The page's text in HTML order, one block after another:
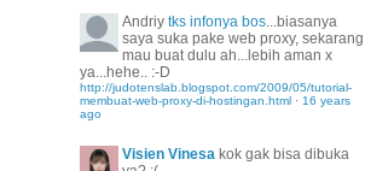
Andriy tks infonya bos...biasanya
saya suka pake web proxy, sekarang
mau buat dulu ah...lebih aman x
ya...hehe.. :-D
http://judotenslab.blogspot.com/2009/05/tutorial-
membuat-web-proxy-di-hostingan.html · 16 years
ago
Visien Vinesa kok gak bisa dibuka